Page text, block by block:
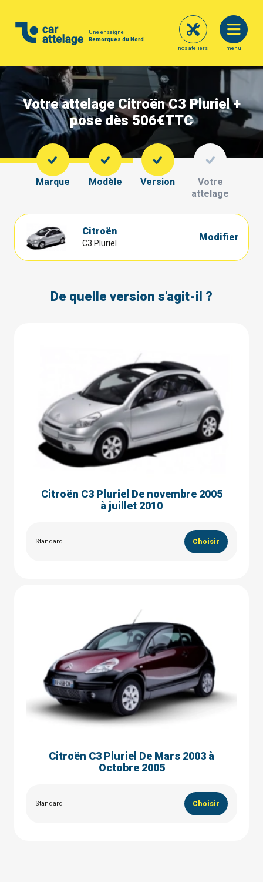
Une enseigne
Remorques du Nord
menu
nos ateliers
Votre attelage Citroën C3 Pluriel +
pose dès 506€TTC
Marque Modèle Version
Votre
attelage
Citroën
C3 Pluriel
Modifier
De quelle version s'agit-il ?
Citroën C3 Pluriel De novembre 2005
à juillet 2010
Standard Choisir
Citroën C3 Pluriel De Mars 2003 à
Octobre 2005
Standard Choisir